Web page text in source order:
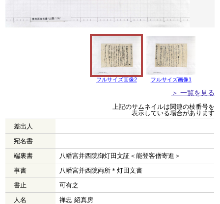
フルサイズ画像2 フルサイズ画像1
＞ 一覧を見る
上記のサムネイルは関連の枝番号を
表示している場合があります
差出人
宛名書
端裏書
八幡宮并西院御灯田文証＜能登客僧寄進＞
事書
八幡宮并西院両所＊灯田文書
書止
可有之
人名
禅忠 紹真房